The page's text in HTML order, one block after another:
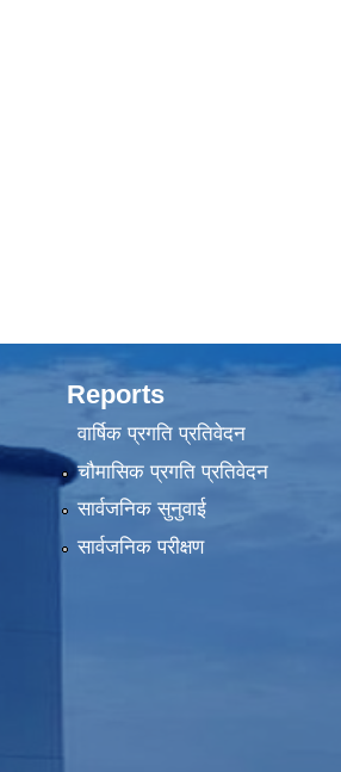
Reports
वार्षिक प्रगति प्रतिवेदन
चौमासिक प्रगति प्रतिवेदन
सार्वजनिक सुनुवाई
सार्वजनिक परीक्षण